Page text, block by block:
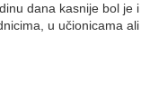
dana kasnije bol je
u učionicama